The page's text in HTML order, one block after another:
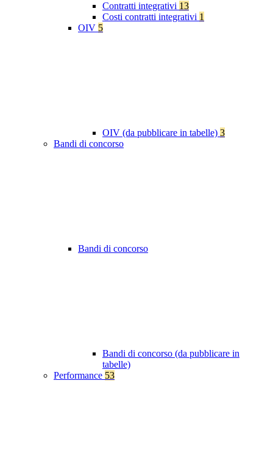
Contratti integrativi 13
Costi contratti integrativi 1
OIV 5
OIV (da pubblicare in tabelle) 3
Bandi di concorso
Bandi di concorso
Bandi di concorso (da pubblicare in
tabelle)
Performance 53